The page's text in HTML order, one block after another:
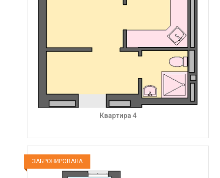
Квартира 4
ЗАБРОНИРОВАНА